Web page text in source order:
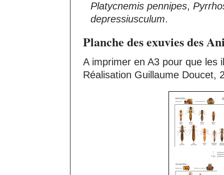
Platycnemis pennipes,
depressiusculum.
Planche des exuvies des
A imprimer en A3 pour que les
Réalisation Guillaume Doucet,